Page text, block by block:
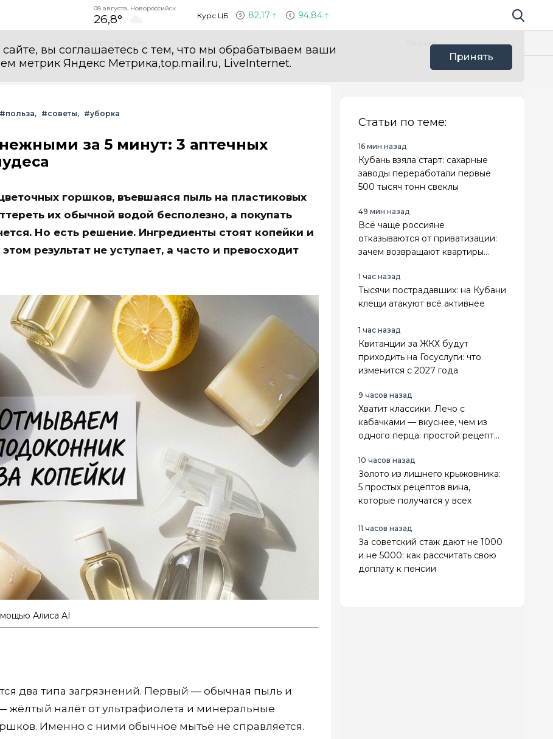
08 августа, Новороссийск
26,8° Курс ЦБ 82,17 94,84 Поиск по
сайте, вы соглашаетесь с тем, что мы обрабатываем ваши
метрик Яндекс Метрика,top.mail.ru, LiveInternet.
Принять
Польза
#польза #советы #уборка
за 5 минут: 3 аптечных
горшков, въевшаяся пыль на пластиковых
их обычной водой бесполезно, а покупать
Но есть решение. Ингредиенты стоят копейки и
результат не уступает, а часто и превосходит
Алиса AI
два типа загрязнений. Первый — обычная пыль и
жёлтый налёт от ультрафиолета и минеральные
Именно с ними обычное мытьё не справляется.
Статьи по теме:
16 мин назад
Кубань взяла старт: сахарные
заводы переработали первые
500 тысяч тонн свеклы
49 мин назад
Всё чаще россияне
отказываются от приватизации:
зачем возвращают квартиры
1 час назад
Тысячи пострадавших: на Кубани
клещи атакуют всё активнее
1 час назад
Квитанции за ЖКХ будут
приходить на Госуслуги: что
изменится с 2027 года
9 часов назад
Хватит классики. Лечо с
кабачками — вкуснее, чем из
одного перца: простой рецепт
10 часов назад
Золото из лишнего крыжовника:
5 простых рецептов вина,
которые получатся у всех
11 часов назад
За советский стаж дают не 1000
и не 5000: как рассчитать свою
доплату к пенсии